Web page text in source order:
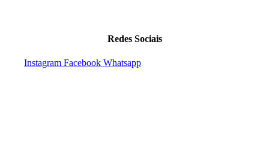
Redes Sociais
Instagram Facebook Whatsapp